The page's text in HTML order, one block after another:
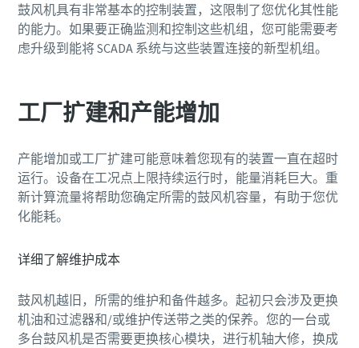
鼓风机具有非常基本的控制装置，这限制了您优化其性能
的能力。如果要正确监测和控制这些机组，您可能需要考
虑升级到能将 SCADA 系统与这些装置连接的新型机组。
工厂扩建和产能增加
产能增加或工厂扩建可能意味着您现有的装置一直在超时
运行。设备在工况点上限持续运行时，能量消耗巨大。重
新计算流量将帮助您确定所需的鼓风机容量，有助于您优
化能耗。
详细了解维护成本
鼓风机越旧，所需的维护和备件越多。起初只会涉及更换
机油和过滤器和/或维护传送带之类的保养。您的一台或
多台鼓风机是否需要更换核心模块，进行机轴大修，换成